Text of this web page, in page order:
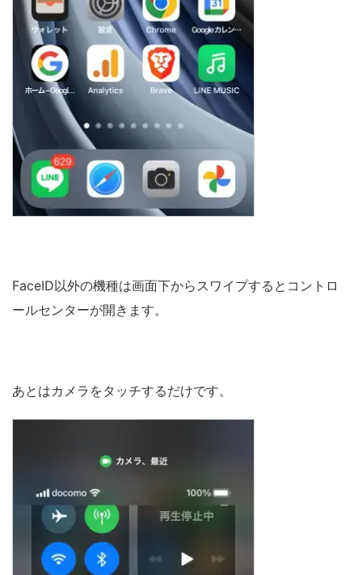
FaceID以外の機種は画面下からスワイプするとコントロ
ールセンターが開きます。
あとはカメラをタッチするだけです。